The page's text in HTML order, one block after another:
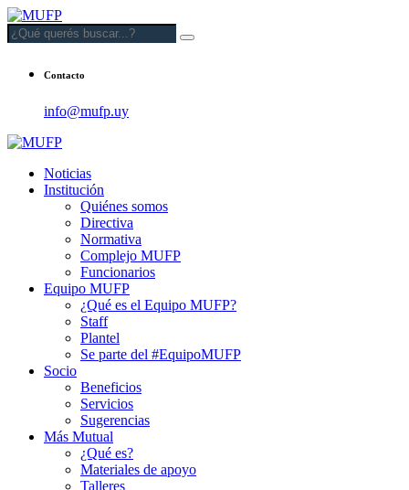
Contacto
info@mufp.uy
Noticias
Institución
Quiénes somos
Directiva
Normativa
Complejo MUFP
Funcionarios
Equipo MUFP
¿Qué es el Equipo MUFP?
Staff
Plantel
Se parte del #EquipoMUFP
Socio
Beneficios
Servicios
Sugerencias
Más Mutual
¿Qué es?
Materiales de apoyo
Talleres